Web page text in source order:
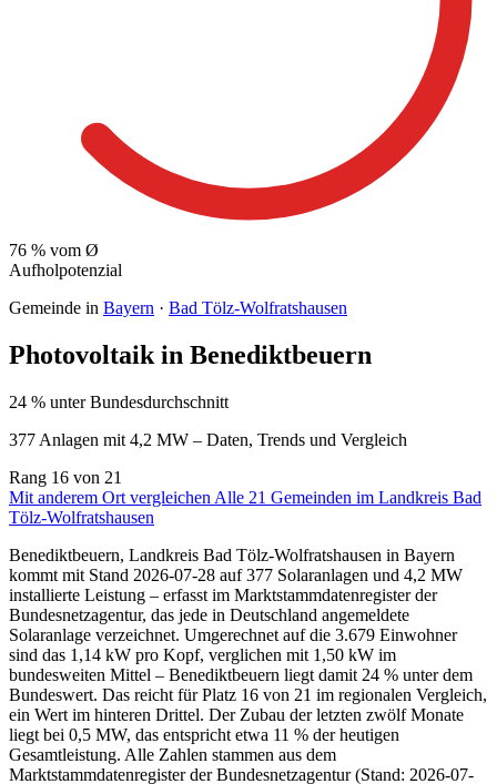
76 % vom Ø
Aufholpotenzial
Gemeinde in Bayern · Bad Tölz-Wolfratshausen
Photovoltaik in Benediktbeuern
24 % unter Bundesdurchschnitt
377 Anlagen mit 4,2 MW – Daten, Trends und Vergleich
Rang 16 von 21
Mit anderem Ort vergleichen Alle 21 Gemeinden im Landkreis Bad
Tölz-Wolfratshausen
Benediktbeuern, Landkreis Bad Tölz-Wolfratshausen in Bayern
kommt mit Stand 2026-07-28 auf 377 Solaranlagen und 4,2 MW
installierte Leistung – erfasst im Marktstammdatenregister der
Bundesnetzagentur, das jede in Deutschland angemeldete
Solaranlage verzeichnet. Umgerechnet auf die 3.679 Einwohner
sind das 1,14 kW pro Kopf, verglichen mit 1,50 kW im
bundesweiten Mittel – Benediktbeuern liegt damit 24 % unter dem
Bundeswert. Das reicht für Platz 16 von 21 im regionalen Vergleich,
ein Wert im hinteren Drittel. Der Zubau der letzten zwölf Monate
liegt bei 0,5 MW, das entspricht etwa 11 % der heutigen
Gesamtleistung. Alle Zahlen stammen aus dem
Marktstammdatenregister der Bundesnetzagentur (Stand: 2026-07-